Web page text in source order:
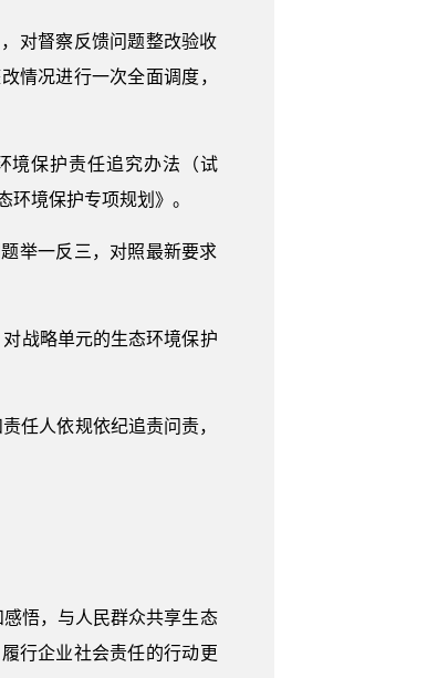
对督察反馈问题整改验收
情况进行一次全面调度，
境保护责任追究办法（试
境保护专项规划》。
举一反三，对照最新要求
战略单元的生态环境保护
任人依规依纪追责问责，
悟，与人民群众共享生态
行企业社会责任的行动更